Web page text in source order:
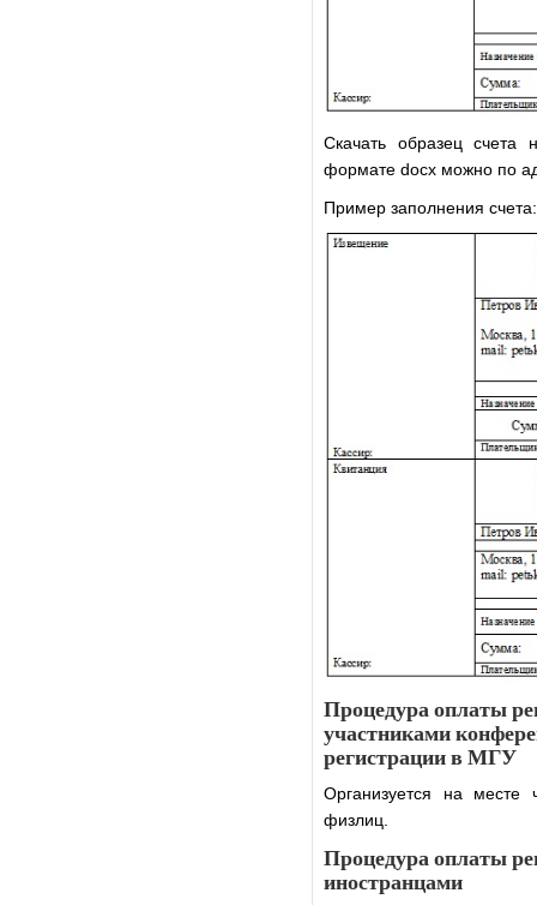
Скачать образец счета
формате docx можно по
Пример заполнения счета:
Процедура оплаты
участниками
регистрации в МГУ
Организуется на месте
физлиц.
Процедура оплаты
иностранцами